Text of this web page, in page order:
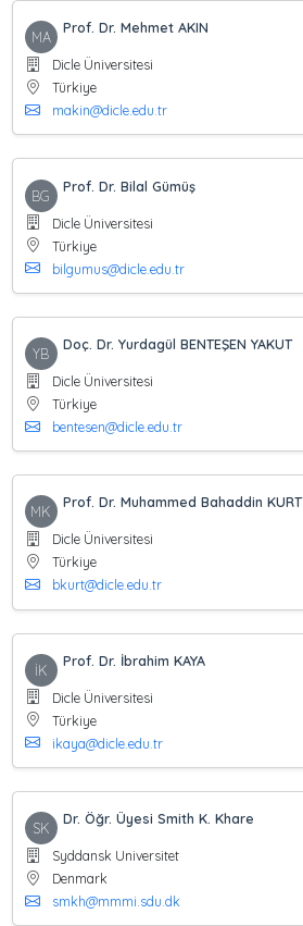
MA
Prof. Dr. Mehmet AKIN
Dicle Üniversitesi
Türkiye
makin@dicle.edu.tr
BG
Prof. Dr. Bilal Gümüş
Dicle Üniversitesi
Türkiye
bilgumus@dicle.edu.tr
YB
Doç. Dr. Yurdagül BENTEŞEN YAKUT
Dicle Üniversitesi
Türkiye
bentesen@dicle.edu.tr
MK
Prof. Dr. Muhammed Bahaddin KURT
Dicle Üniversitesi
Türkiye
bkurt@dicle.edu.tr
İK
Prof. Dr. İbrahim KAYA
Dicle Üniversitesi
Türkiye
ikaya@dicle.edu.tr
SK
Dr. Öğr. Üyesi Smith K. Khare
Syddansk Universitet
Denmark
smkh@mmmi.sdu.dk